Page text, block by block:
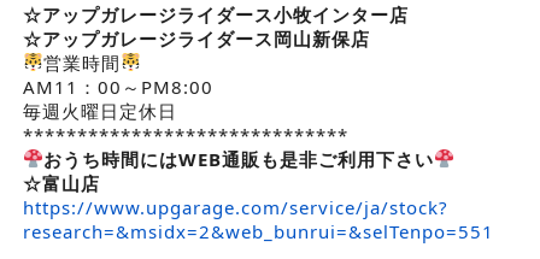
☆アップガレージライダース小牧インター店
☆アップガレージライダース岡山新保店
営業時間
AM11：00～PM8:00
毎週火曜日定休日
******************************
おうち時間にはWEB通販も是非ご利用下さい
☆富山店
https://www.upgarage.com/service/ja/stock?
research=&msidx=2&web_bunrui=&selTenpo=551